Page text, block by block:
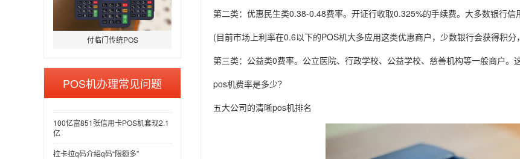
付临门传统POS
POS机办理常见问题
100亿富851张信用卡POS机套现2.1
亿
拉卡拉q码介绍q码“限额多”
第二类：优惠民生类0.38-0.48费率。开证行收取0.325%的手续费。大多数银行信
(目前市场上利率在0.6以下的POS机大多应用这类优惠商户，少数银行会获得积
第三类：公益类0费率。公立医院、行政学校、公益学校、慈善机构等一般商户。
pos机费率是多少？
五大公司的清晰pos机排名